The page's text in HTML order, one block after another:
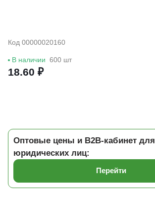
Код 00000020160
В наличии 600 шт
18.60 ₽
Оптовые цены и B2B-кабинет для
юридических лиц:
Перейти